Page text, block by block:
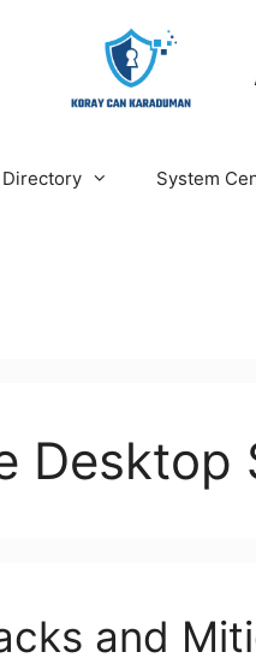
System
Desktop
and